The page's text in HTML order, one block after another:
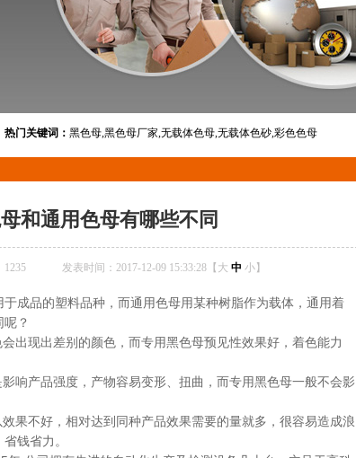
热门关键词： 黑色母,黑色母厂家,无载体色母,无载体色砂,彩色色母
和通用色母有哪些不同
1235 发表时间：2017-12-09 15:33:28【 大 中 小】
成品的塑料品种，而通用色母用某种树脂作为载体，通用着
？
出现出差别的颜色，而专用黑色母预见性效果好，着色能力
响产品强度，产物容易变形、扭曲，而专用黑色母一般不会影
果不好，相对达到同种产品效果需要的量就多，很容易造成浪
钱省力。